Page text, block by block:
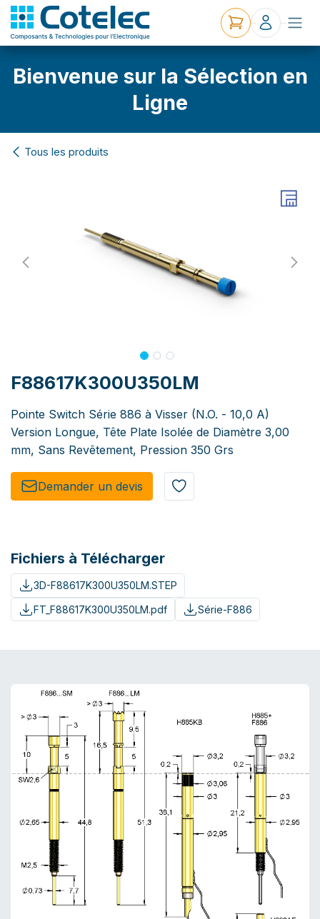
Bienvenue sur la Sélection en
Ligne
Tous les produits
F88617K300U350LM
Pointe Switch Série 886 à Visser (N.O. - 10,0 A)
Version Longue, Tête Plate Isolée de Diamètre 3,00
mm, Sans Revêtement, Pression 350 Grs
Demander un de​​vis​​
Fichiers à Télécharger
3D-F88617K300U350LM.STEP
FT_F88617K300U350LM.pdf
Série-F886